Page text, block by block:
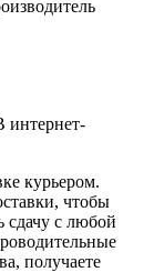
интернет-
курьером.
чтобы
сдачу с любой
получаете